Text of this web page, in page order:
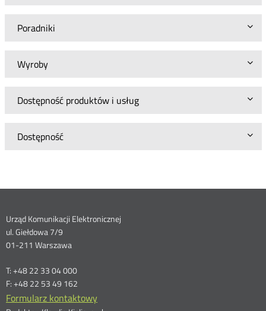
Poradniki
Wyroby
Dostępność produktów i usług
Dostępność
Dane
kontaktowe
Urząd Komunikacji Elektronicznej
ul. Giełdowa 7/9
01-211 Warszawa
T: +48 22 33 04 000
F: +48 22 53 49 162
Formularz kontaktowy